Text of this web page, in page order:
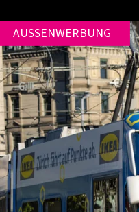
AUSSENWERBUNG